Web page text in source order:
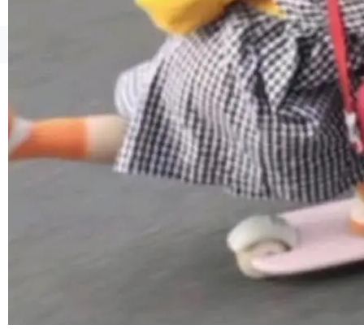
©OSCHINA(OSChina.NET) 京ICP备2025119063号